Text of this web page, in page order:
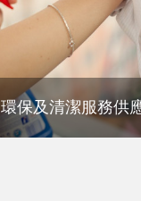
環保及清潔服務供